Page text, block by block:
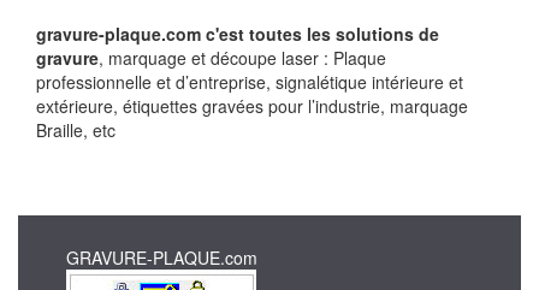
gravure-plaque.com c'est toutes les solutions de
gravure, marquage et découpe laser : Plaque
professionnelle et d’entreprise, signalétique intérieure et
extérieure, étiquettes gravées pour l’industrie, marquage
Braille, etc
GRAVURE-PLAQUE.com